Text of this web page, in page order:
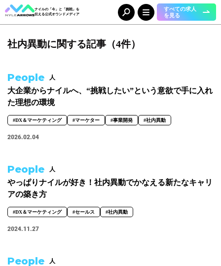
ナイルの「今」と「挑戦」を
伝える公式オウンドメディア
すべての求人
を見る
Category カテゴリ
組織（37） お知らせ（25）
Tag タグ
事業部
#人事本部
職種
#エンジニア #カスタマーサクセス #コンサルタント
#デザイナー #バックオフィス #マーケター
#広報
社内異動に関する記事（4件）
People 人
大企業からナイルへ、“挑戦したい”という意欲で手に入れ
た理想の環境
#DX＆マーケティング #マーケター #事業開発 #社内異動
2026.02.04
People 人
やっぱりナイルが好き！社内異動でかなえる新たなキャリ
アの築き方
#DX＆マーケティング #セールス #社内異動
2024.11.27
People 人